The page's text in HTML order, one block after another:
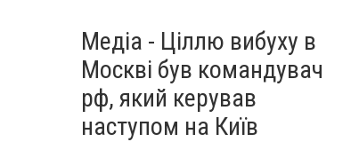
Медіа - Ціллю вибуху в
Москві був командувач
рф, який керував
наступом на Київ